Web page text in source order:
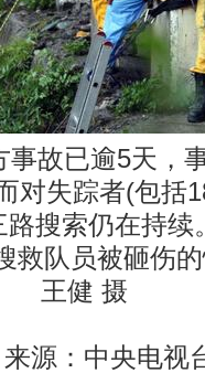
故已逾5天，
对失踪者(包括
搜索仍在持续
救队员被砸伤
王健 摄
：中央电视